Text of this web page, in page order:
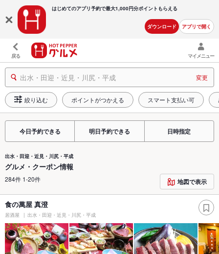
はじめてのアプリ予約で最大1,000円分ポイントもらえる
ダウンロード アプリで開く
戻る マイメニュー
出水・田迎・近見・川尻・平成 変更
絞り込む ポイントがつかえる スマート支払い可
今日予約できる 明日予約できる 日時指定
出水・田迎・近見・川尻・平成
グルメ・クーポン情報
284件 1-20件 地図で表示
食の萬屋 真澄
居酒屋 出水・田迎・近見・川尻・平成